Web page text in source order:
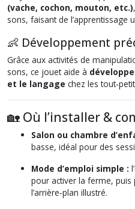
(vache, cochon, mouton, etc.)
sons, faisant de l’apprentissage
👶 Développement
Grâce aux activités de
sons, ce jouet aide à
et le langage chez les
🏡 Où l’installer &
Salon ou chambre
basse, idéal pour des
Mode d’emploi simple :
pour activer la ferme, puis
l’arrière‑plan illustré.